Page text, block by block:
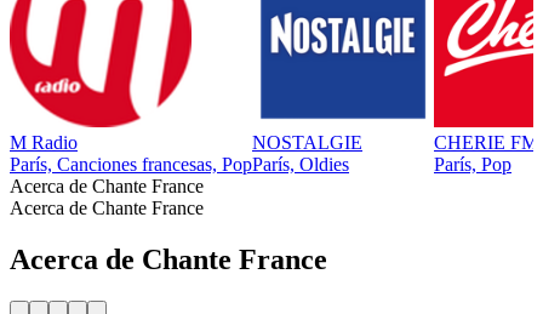
M Radio
París, Canciones francesas, Pop
NOSTALGIE
París, Oldies
CHERIE FM
París, Pop
Acerca de Chante France
Acerca de Chante France
Acerca de Chante France